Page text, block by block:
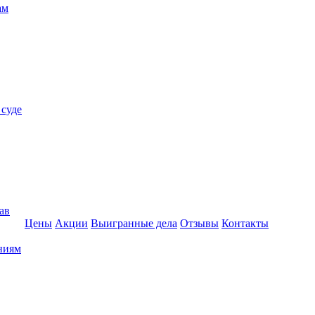
Цены Акции Выигранные дела Отзывы Контакты